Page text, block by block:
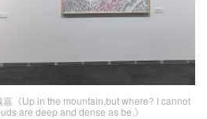
《Up in the mountain,but where? I cannot
are deep and dense as be.》